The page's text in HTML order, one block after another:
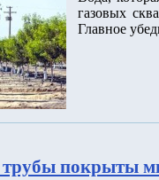
газовых
Главное
трубы покрыты